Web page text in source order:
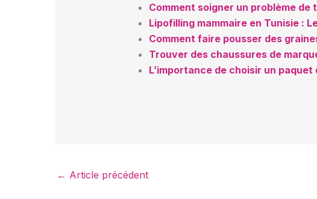
Comment soigner un problème
Lipofilling mammaire en Tunisie :
Comment faire pousser des
Trouver des chaussures de
L’importance de choisir un
← Article précédent